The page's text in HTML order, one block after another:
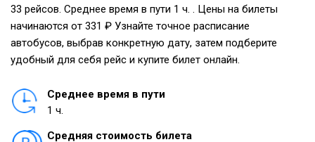
33 рейсов. Среднее время в пути 1 ч. . Цены на билеты
начинаются от 331 ₽ Узнайте точное расписание
автобусов, выбрав конкретную дату, затем подберите
удобный для себя рейс и купите билет онлайн.
Среднее время в пути
1 ч.
Средняя стоимость билета